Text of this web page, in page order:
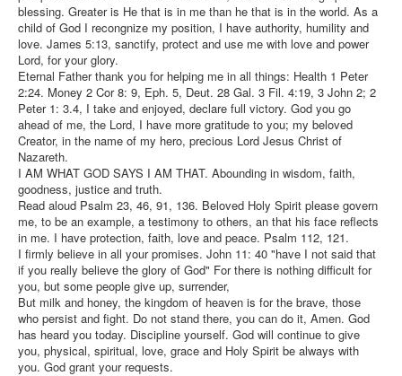
blessing. Greater is He that is in me than he that is in the world. As a
child of God I recongnize my position, I have authority, humility and
love. James 5:13, sanctify, protect and use me with love and power
Lord, for your glory.
Eternal Father thank you for helping me in all things: Health 1 Peter
2:24. Money 2 Cor 8: 9, Eph. 5, Deut. 28 Gal. 3 Fil. 4:19, 3 John 2; 2
Peter 1: 3.4, I take and enjoyed, declare full victory. God you go
ahead of me, the Lord, I have more gratitude to you; my beloved
Creator, in the name of my hero, precious Lord Jesus Christ of
Nazareth.
I AM WHAT GOD SAYS I AM THAT. Abounding in wisdom, faith,
goodness, justice and truth.
Read aloud Psalm 23, 46, 91, 136. Beloved Holy Spirit please govern
me, to be an example, a testimony to others, an that his face reflects
in me. I have protection, faith, love and peace. Psalm 112, 121.
I firmly believe in all your promises. John 11: 40 "have I not said that
if you really believe the glory of God" For there is nothing difficult for
you, but some people give up, surrender,
But milk and honey, the kingdom of heaven is for the brave, those
who persist and fight. Do not stand there, you can do it, Amen. God
has heard you today. Discipline yourself. God will continue to give
you, physical, spiritual, love, grace and Holy Spirit be always with
you. God grant your requests.